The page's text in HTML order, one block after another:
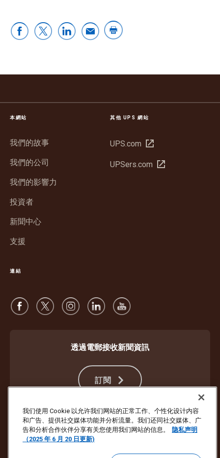
本網站
我們的故事
我們的公司
我們的影響力
投資者
新聞中心
支援
其他 UPS 網站
UPS.com 在
視
UPSers.com 在
連結
透過電郵接收新聞資訊
訂閱
防止詐騙 服務條款及細則 網站使用條款 私隱聲明 Cookie 設定
版權所有 ©1994- 2026 United Parcel Service of America, Inc. 保留所有
權利。不想再收到電郵更新？ 在此處退訂
我们使用 Cookie 以允许我们网站的正常工作、个性化设计内容
和广告、提供社交媒体功能并分析流量。我们还同社交媒体、广
告和分析合作伙伴分享有关您使用我们网站的信息。
隐私声明
（2025 年 6 月 20 日更新)